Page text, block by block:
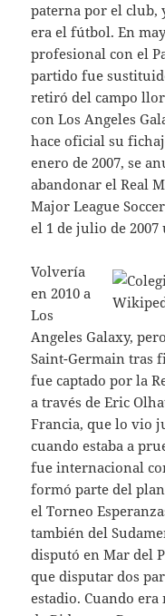
paterna por el club,
era el fútbol. En
profesional con el
partido fue
retiró del campo
con Los Angeles
hace oficial su
enero de 2007, se
abandonar el Real
Major League
el 1 de julio de
Volvería
en 2010 a
Los
Angeles Galaxy,
Saint-Germain tras
fue captado por la
a través de Eric
Francia, que lo vio
cuando estaba a
fue internacional
formó parte del
el Torneo
también del
disputó en Mar del
que disputar dos
estadio. Cuando